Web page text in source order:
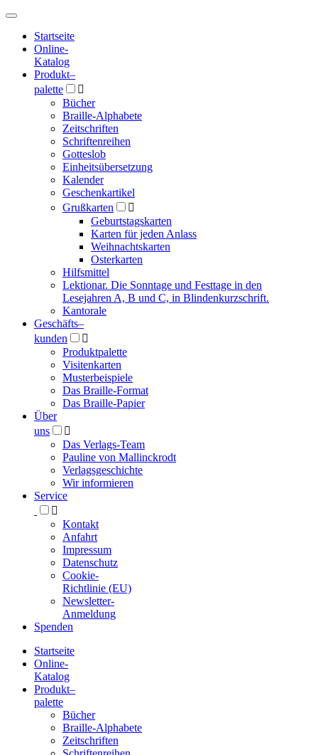
Hauptmenü
Hauptmenü
Startseite
Online-
Katalog
Produkt–
palette

Bücher
Braille-Alphabete
Zeitschriften
Schriftenreihen
Gotteslob
Einheitsübersetzung
Kalender
Geschenkartikel
Grußkarten

Geburtstagskarten
Karten für jeden Anlass
Weihnachtskarten
Osterkarten
Hilfsmittel
Lektionar. Die Sonntage und Festtage in den
Lesejahren A, B und C, in Blindenkurzschrift.
Kantorale
Geschäfts­–
kunden

Produktpalette
Visitenkarten
Musterbeispiele
Das Braille-Format
Das Braille-Papier
Über
uns

Das Verlags-Team
Pauline von Mallinckrodt
Verlagsgeschichte
Wir informieren
Service

Kontakt
Anfahrt
Impressum
Datenschutz
Cookie-
Richtlinie (EU)
Newsletter-
Anmeldung
Spenden
Blindenschrift-
Verlag
Startseite
Online-
Katalog
Produkt–
palette
Bücher
Braille-Alphabete
Zeitschriften